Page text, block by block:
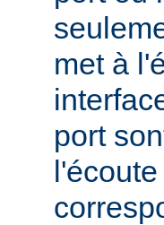
met à
port